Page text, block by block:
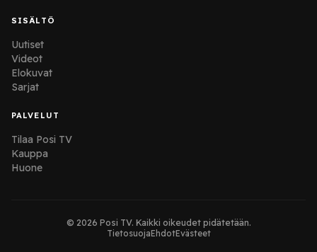
SISÄLTÖ
Uutiset
Videot
Elokuvat
Sarjat
PALVELUT
Tilaa Posi TV
Kauppa
Huone
© 2026 Posi TV. Kaikki oikeudet pidätetään.
TietosuojaEhdotEvästeet